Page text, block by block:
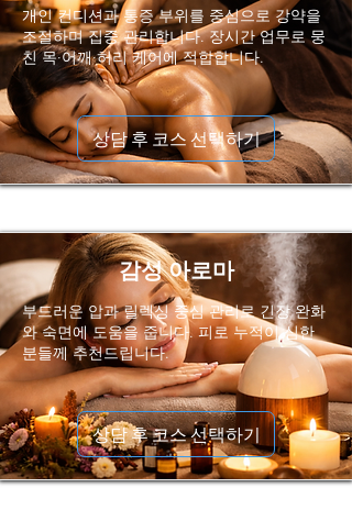
개인 컨디션과 통증 부위를 중심으로 강약을
조절하며 집중 관리합니다. 장시간 업무로 뭉
친 목·어깨·허리 케어에 적합합니다.
상담 후 코스 선택하기
감성 아로마
부드러운 압과 릴렉싱 중심 관리로 긴장 완화
와 숙면에 도움을 줍니다. 피로 누적이 심한
분들께 추천드립니다.
상담 후 코스 선택하기